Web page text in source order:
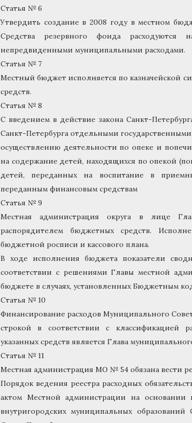
Статья № 6
Утвердить создание в 2008 году в местном
Средства резервного фонда расходуются
непредвиденными муниципальными расходами.
Статья № 7
Местный бюджет исполняется по казначейской
средств.
Статья № 8
С введением в действие закона Санкт-
Санкт-Петербурга отдельными
осуществлению деятельности по опеке и
на содержание детей, находящихся по опекой
детей, переданных на воспитание в
переданным финансовым средствам
Статья № 9
Местная администрация округа в лице
распорядителем бюджетных средств.
бюджетной росписи и кассового плана.
В ходе исполнения бюджета показатели
соответствии с решениями Главы местной
бюджете в случаях, установленных Бюджетным
Статья № 10
Финансирование расходов Муниципального
строкой в соответствии с классификацией
указанных средств является Глава
Статья № 11
Местная администрация МО № 54 обязана вести
Порядок ведения реестра расходных
актом Местной администрации на основании
внутригородских муниципальных образований